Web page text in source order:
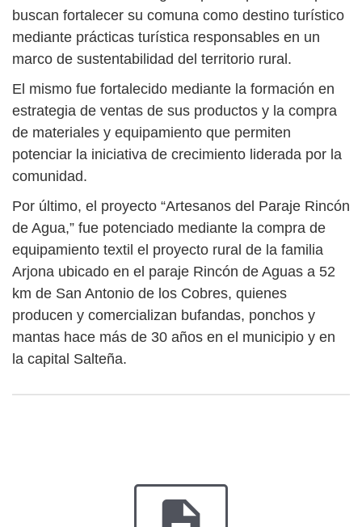
buscan fortalecer su comuna como destino turístico
mediante prácticas turística responsables en un
marco de sustentabilidad del territorio rural.
El mismo fue fortalecido mediante la formación en
estrategia de ventas de sus productos y la compra
de materiales y equipamiento que permiten
potenciar la iniciativa de crecimiento liderada por la
comunidad.
Por último, el proyecto “Artesanos del Paraje Rincón
de Agua,” fue potenciado mediante la compra de
equipamiento textil el proyecto rural de la familia
Arjona ubicado en el paraje Rincón de Aguas a 52
km de San Antonio de los Cobres, quienes
producen y comercializan bufandas, ponchos y
mantas hace más de 30 años en el municipio y en
la capital Salteña.